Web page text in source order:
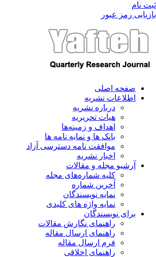
نام
رمز عبور
صفحه اصلی
اطلاعات نشریه
درباره نشریه
هیات تحریریه
اهداف و زمینه‌ها
بانک ها و نمایه نامه ها
موافقت نامه دسترسی آزاد
اخبار نشریه
آرشیو مجله و مقالات
کلیه شماره‌های مجله
آخرین شماره
نمایه نویسندگان
نمایه واژه های کلیدی
برای نویسندگان
راهنمای نگارش مقالات
راهنمای ارسال مقاله
فرم ارسال مقاله
راهنمای اخلاقی